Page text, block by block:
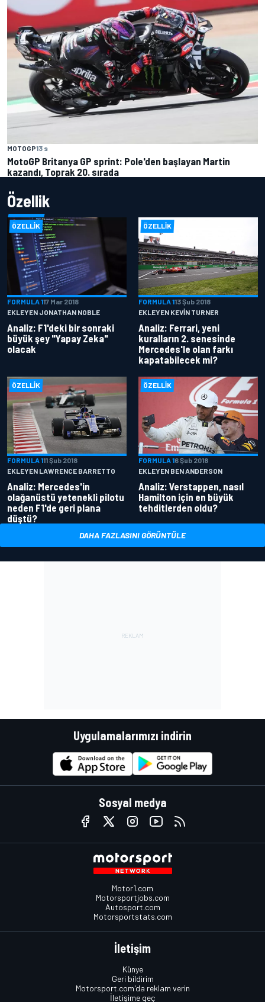
MOTOGP13 s
MotoGP Britanya GP sprint: Pole'den başlayan Martin
kazandı, Toprak 20. sırada
Özellik
ÖZELLIK
FORMULA 117 Mar 2018
EKLEYEN JONATHAN NOBLE
Analiz: F1'deki bir sonraki
büyük şey "Yapay Zeka"
olacak
ÖZELLIK
FORMULA 113 Şub 2018
EKLEYEN KEVIN TURNER
Analiz: Ferrari, yeni
kuralların 2. senesinde
Mercedes'le olan farkı
kapatabilecek mi?
ÖZELLIK
FORMULA 111 Şub 2018
EKLEYEN LAWRENCE BARRETTO
Analiz: Mercedes'in
olağanüstü yetenekli pilotu
neden F1'de geri plana
düştü?
ÖZELLIK
FORMULA 16 Şub 2018
EKLEYEN BEN ANDERSON
Analiz: Verstappen, nasıl
Hamilton için en büyük
tehditlerden oldu?
DAHA FAZLASINI GÖRÜNTÜLE
Uygulamalarımızı indirin
Sosyal medya
Motor1.com
Motorsportjobs.com
Autosport.com
Motorsportstats.com
İletişim
Künye
Geri bildirim
Motorsport.com'da reklam verin
İletişime geç